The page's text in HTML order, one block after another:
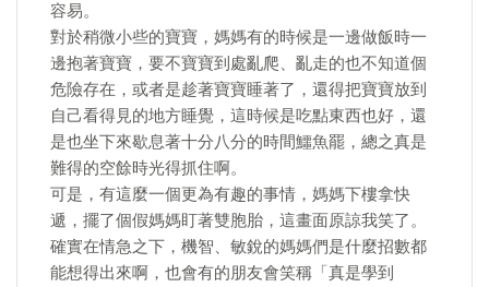
容易。
對於稍微小些的寶寶，媽媽有的時候是一邊做飯時一
邊抱著寶寶，要不寶寶到處亂爬、亂走的也不知道個
危險存在，或者是趁著寶寶睡著了，還得把寶寶放到
自己看得見的地方睡覺，這時候是吃點東西也好，還
是也坐下來歇息著十分八分的時間鱷魚罷，總之真是
難得的空餘時光得抓住啊。
可是，有這麼一個更為有趣的事情，媽媽下樓拿快
遞，擺了個假媽媽盯著雙胞胎，這畫面原諒我笑了。
確實在情急之下，機智、敏銳的媽媽們是什麼招數都
能想得出來啊，也會有的朋友會笑稱「真是學到